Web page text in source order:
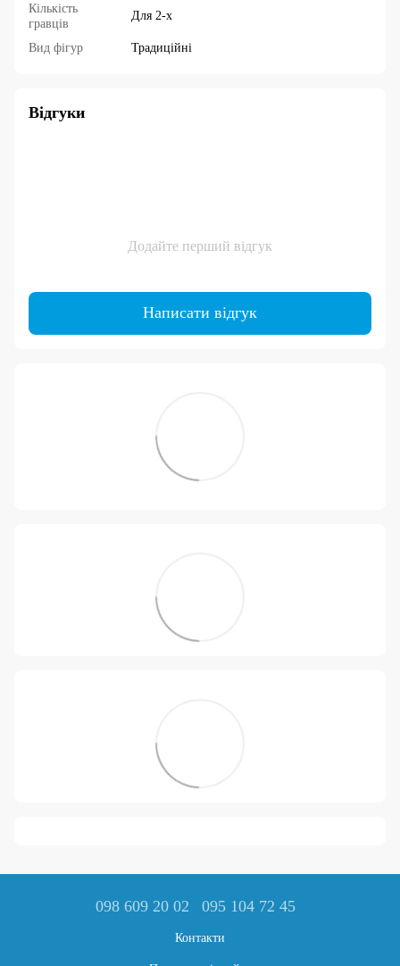
Кількість
гравців
Для 2-х
Вид фігур Традиційні
Відгуки
Додайте перший відгук
Написати відгук
098 609 20 02 095 104 72 45
Контакти